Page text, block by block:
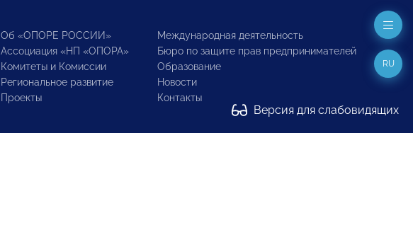
Об «ОПОРЕ РОССИИ»
Ассоциация «НП «ОПОРА»
Комитеты и Комиссии
Региональное развитие
Проекты
Международная деятельность
Бюро по защите прав предпринимателей
Образование
Новости
Контакты
Версия для слабовидящих
RU